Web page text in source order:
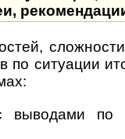
ситуации
выводами по